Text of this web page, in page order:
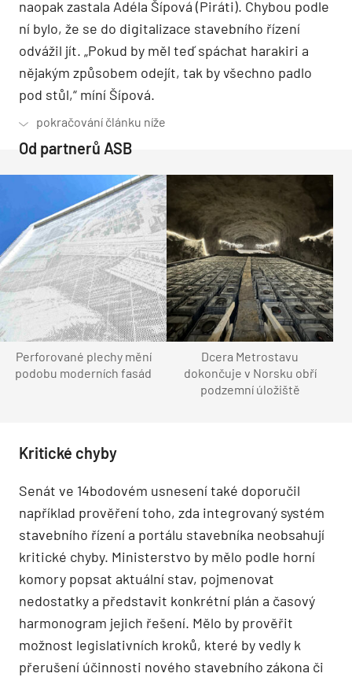
naopak zastala Adéla Šípová (Piráti). Chybou podle
ní bylo, že se do digitalizace stavebního řízení
odvážil jít. „Pokud by měl teď spáchat harakiri a
nějakým způsobem odejít, tak by všechno padlo
pod stůl,“ míní Šípová.
Od partnerů ASB
Perforované plechy mění
podobu moderních fasád
Dcera Metrostavu
dokončuje v Norsku obří
podzemní úložiště
Kritické chyby
Senát ve 14bodovém usnesení také doporučil
například prověření toho, zda integrovaný systém
stavebního řízení a portálu stavebníka neobsahují
kritické chyby. Ministerstvo by mělo podle horní
komory popsat aktuální stav, pojmenovat
nedostatky a představit konkrétní plán a časový
harmonogram jejich řešení. Mělo by prověřit
možnost legislativních kroků, které by vedly k
přerušení účinnosti nového stavebního zákona či